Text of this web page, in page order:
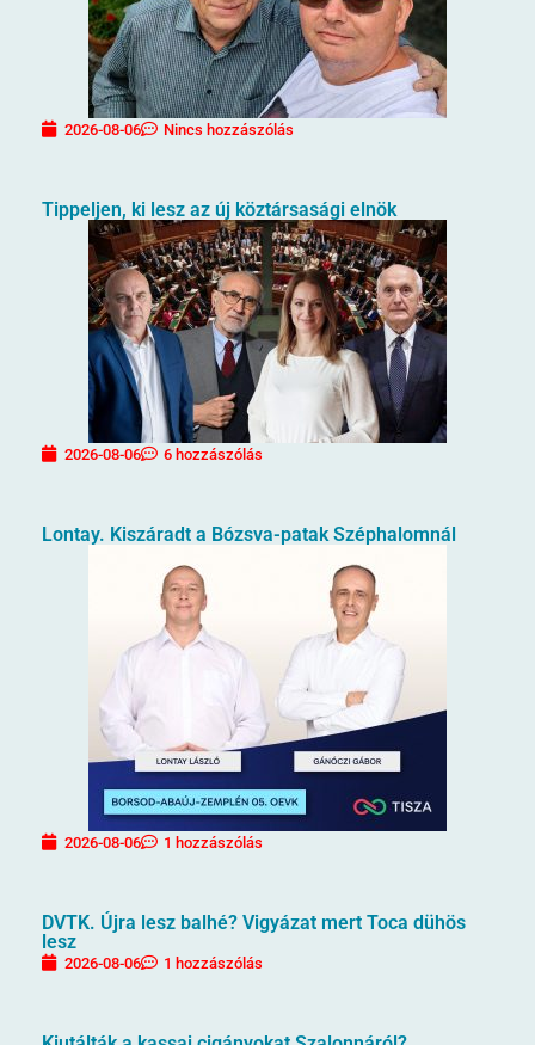
2026-08-06 Nincs hozzászólás
Tippeljen, ki lesz az új köztársasági elnök
2026-08-06 6 hozzászólás
Lontay. Kiszáradt a Bózsva-patak Széphalomnál
2026-08-06 1 hozzászólás
DVTK. Újra lesz balhé? Vigyázat mert Toca dühös
lesz
2026-08-06 1 hozzászólás